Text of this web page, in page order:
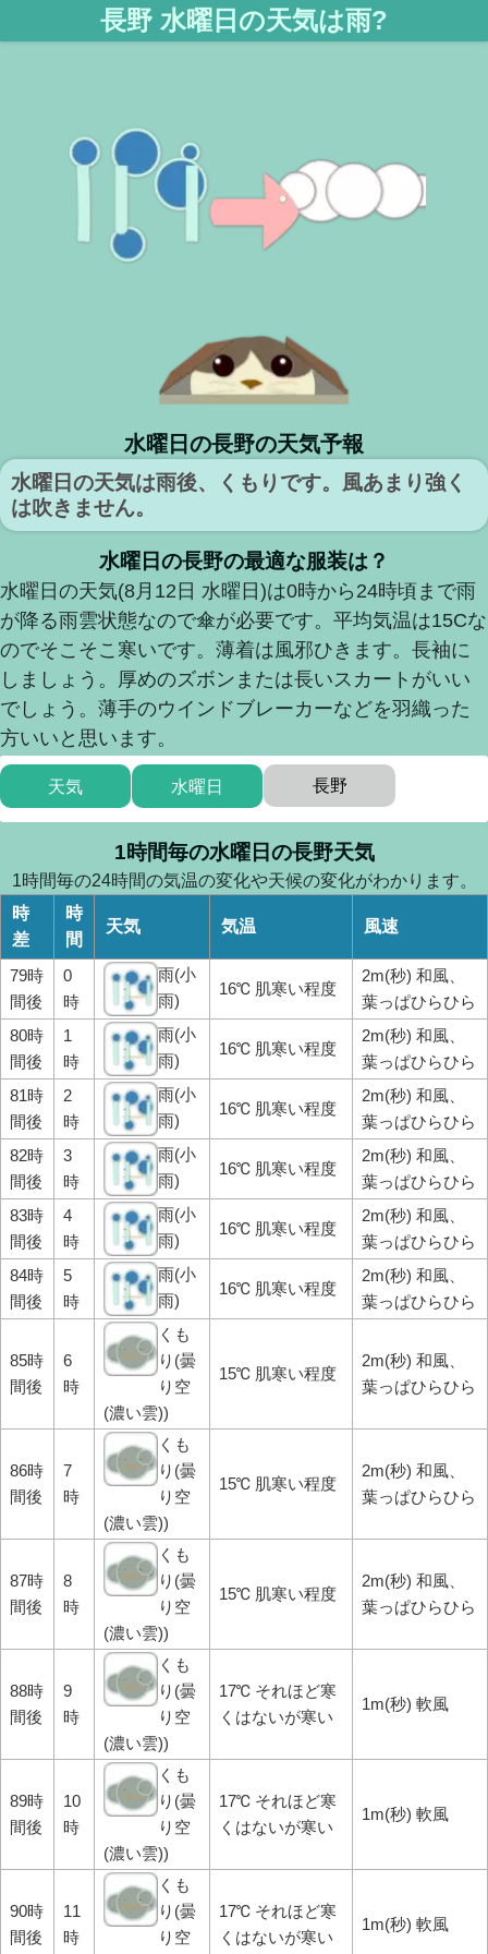
長野 水曜日の天気は雨?
水曜日の長野の天気予報
水曜日の天気は雨後、くもりです。風あまり強く
は吹きません。
水曜日の長野の最適な服装は？
水曜日の天気(8月12日 水曜日)は0時から24時頃まで雨
が降る雨雲状態なので傘が必要です。平均気温は15Cな
のでそこそこ寒いです。薄着は風邪ひきます。長袖に
しましょう。厚めのズボンまたは長いスカートがいい
でしょう。薄手のウインドブレーカーなどを羽織った
方いいと思います。
天気 水曜日 長野
1時間毎の水曜日の長野天気
1時間毎の24時間の気温の変化や天候の変化がわかります。
時
差
時
間
天気 気温 風速
79時
間後
0
時
雨(小
雨)
16℃ 肌寒い程度
2m(秒) 和風、
葉っぱひらひら
80時
間後
1
時
雨(小
雨)
16℃ 肌寒い程度
2m(秒) 和風、
葉っぱひらひら
81時
間後
2
時
雨(小
雨)
16℃ 肌寒い程度
2m(秒) 和風、
葉っぱひらひら
82時
間後
3
時
雨(小
雨)
16℃ 肌寒い程度
2m(秒) 和風、
葉っぱひらひら
83時
間後
4
時
雨(小
雨)
16℃ 肌寒い程度
2m(秒) 和風、
葉っぱひらひら
84時
間後
5
時
雨(小
雨)
16℃ 肌寒い程度
2m(秒) 和風、
葉っぱひらひら
85時
間後
6
時
くも
り(曇
り空
(濃い雲))
15℃ 肌寒い程度
2m(秒) 和風、
葉っぱひらひら
86時
間後
7
時
くも
り(曇
り空
(濃い雲))
15℃ 肌寒い程度
2m(秒) 和風、
葉っぱひらひら
87時
間後
8
時
くも
り(曇
り空
(濃い雲))
15℃ 肌寒い程度
2m(秒) 和風、
葉っぱひらひら
88時
間後
9
時
くも
り(曇
り空
(濃い雲))
17℃ それほど寒
くはないが寒い
1m(秒) 軟風
89時
間後
10
時
くも
り(曇
り空
(濃い雲))
17℃ それほど寒
くはないが寒い
1m(秒) 軟風
90時
間後
11
時
くも
り(曇
り空
17℃ それほど寒
くはないが寒い
1m(秒) 軟風